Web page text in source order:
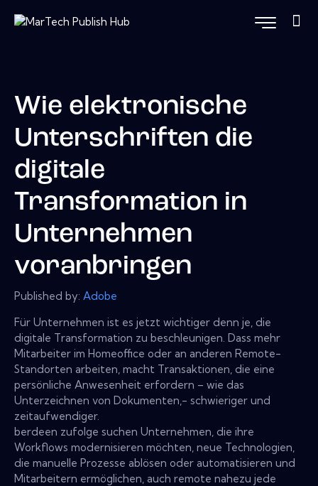
Wie elektronische
Unterschriften die
digitale
Transformation in
Unternehmen
voranbringen
Published by: Adobe
Für Unternehmen ist es jetzt wichtiger denn je, die
digitale Transformation zu beschleunigen. Dass mehr
Mitarbeiter im Homeoffice oder an anderen Remote-
Standorten arbeiten, macht Transaktionen, die eine
persönliche Anwesenheit erfordern – wie das
Unterzeichnen von Dokumenten,- schwieriger und
zeitaufwendiger.
berdeen zufolge suchen Unternehmen, die ihre
Workflows modernisieren möchten, neue Technologien,
die manuelle Prozesse ablösen oder automatisieren und
Mitarbeitern ermöglichen, auch remote nahezu jede